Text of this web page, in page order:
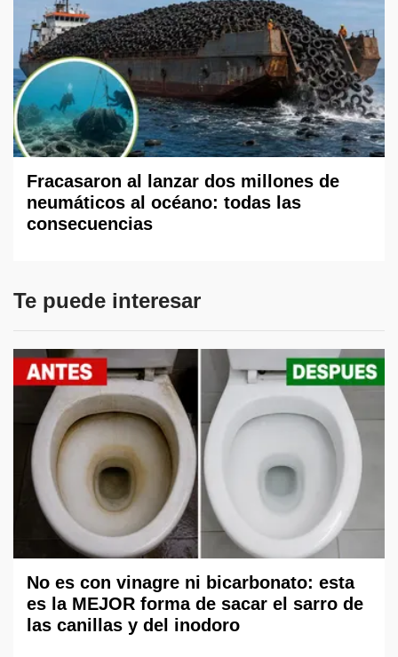
Fracasaron al lanzar dos millones de
neumáticos al océano: todas las
consecuencias
Te puede interesar
No es con vinagre ni bicarbonato: esta
es la MEJOR forma de sacar el sarro de
las canillas y del inodoro